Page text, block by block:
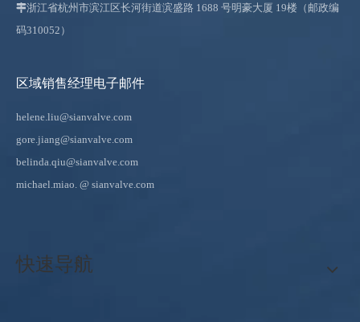
浙江省杭州市滨江区长河街道滨盛路 1688 号明豪大厦 19楼（邮政编
码310052）
区域销售经理电子邮件
helene.liu@sianvalve.com
gore.jiang@sianvalve.com
belinda.qiu@sianvalve.com
michael.miao. @ sianvalve.com
快速导航